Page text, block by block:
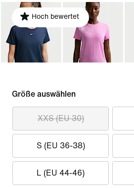
Hoch bewertet
Größe auswählen
XXS (EU 30)
S (EU 36-38)
L (EU 44-46)